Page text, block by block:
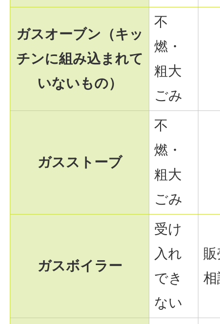
ガスオーブン（キッ
チンに組み込まれて
いないもの）
不
燃・
粗大
ごみ
ガスストーブ
不
燃・
粗大
ごみ
ガスボイラー
受け
入れ
でき
ない